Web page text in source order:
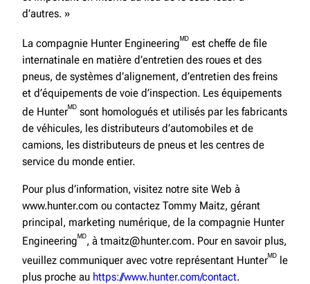
d’autres. »
La compagnie Hunter Engineeringᴹᴰ est cheffe de file
internatinale en matière d’entretien des roues et des
pneus, de systèmes d’alignement, d’entretien des freins
et d’équipements de voie d’inspection. Les équipements
de Hunterᴹᴰ sont homologués et utilisés par les fabricants
de véhicules, les distributeurs d’automobiles et de
camions, les distributeurs de pneus et les centres de
service du monde entier.
Pour plus d’information, visitez notre site Web à
www.hunter.com ou contactez Tommy Maitz, gérant
principal, marketing numérique, de la compagnie Hunter
Engineeringᴹᴰ, à tmaitz@hunter.com. Pour en savoir plus,
veuillez communiquer avec votre représentant Hunterᴹᴰ le
plus proche au https://www.hunter.com/contact.